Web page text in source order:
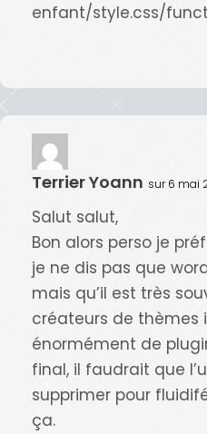
enfant/style.css/
Terrier Yoann sur 6 mai
Salut salut,
Bon alors perso je
je ne dis pas que
mais qu’il est très
créateurs de thèmes
énormément de
final, il faudrait que
supprimer pour
ça.